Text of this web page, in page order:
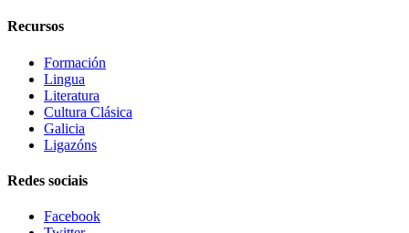
Recursos
Formación
Lingua
Literatura
Cultura Clásica
Galicia
Ligazóns
Redes sociais
Facebook